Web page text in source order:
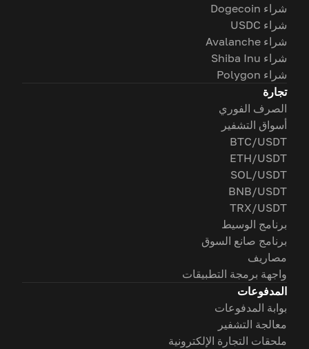
شراء Dogecoin
شراء USDC
شراء Avalanche
شراء Shiba Inu
شراء Polygon
تجارة
الصرف الفوري
أسواق التشفير
BTC/USDT
ETH/USDT
SOL/USDT
BNB/USDT
TRX/USDT
برنامج الوسيط
برنامج صانع السوق
مصاريف
واجهة برمجة التطبيقات
المدفوعات
بوابة المدفوعات
معالجة التشفير
ملحقات التجارة الإلكترونية